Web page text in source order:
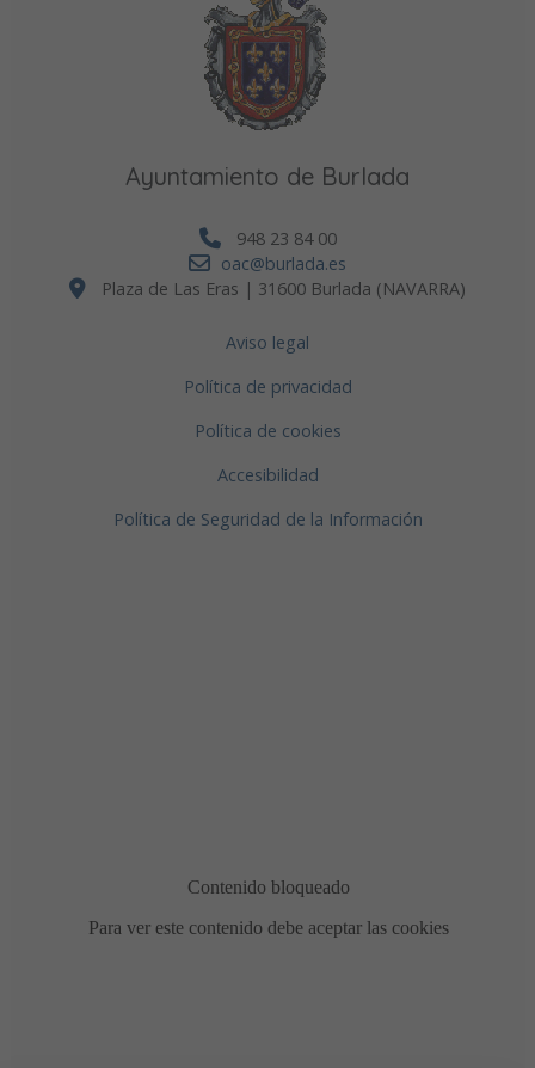
Ayuntamiento de Burlada
948 23 84 00
oac@burlada.es
Plaza de Las Eras | 31600 Burlada (NAVARRA)
Aviso legal
Política de privacidad
Política de cookies
Accesibilidad
Política de Seguridad de la Información